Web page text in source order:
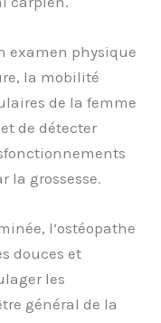
examen physique
la mobilité
de la femme
de détecter
la grossesse.
l’ostéopathe
douces et
les
général de la